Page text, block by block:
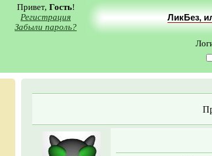
Привет, Гость!
Регистрация
Забыли пароль?
ЛикБез,